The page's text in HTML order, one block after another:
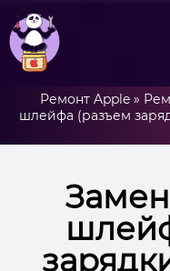
Ремонт Apple »
шлейфа (разъем